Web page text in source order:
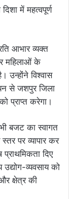
आभार व्यक्त
महिलाओं के
विश्वास
से जशपुर जिला
प्राप्त करेगा।
भी बजट का स्वागत
पर व्यापार कर
दिए
व्यवसाय को
क्षेत्र की